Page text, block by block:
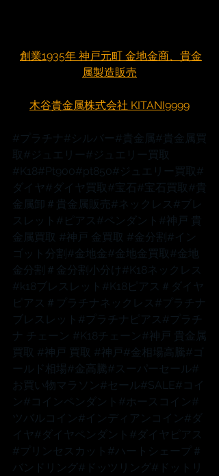
創業1935年 神戸元町 金地金商、貴金
属製造販売
木谷貴金属株式会社 KITANI9999
#プラチナ #シルバー #貴金属#貴金属買
取 #ジュエリー #ジュエリー買取
#K18#Pt900#pt850#ジュエリー買取 #
ダイヤ #ダイヤ買取 #宝石 #宝石買取 #貴
金属卸 ＃貴金属販売#ネックレス #ブレ
スレット #ピアス #ペンダント #神戸 貴
金属買取 #神戸 金買取 #金分割 #イン
ゴット分割 #金地金 #金地金買取 #金地
金分割
＃金分割小分け #K18ネックレス
#k18ブレスレット #K18ピアス ＃ダイヤ
ピアス ＃プラチナネックレス #プラチナ
ブレスレット #プラチナピアス #プラチ
ナ
チェーン #K18チェーン #神戸 貴金属
買取 #神戸 買取 #神戸 #金相場高騰 #ゴ
ールド相場 #金高騰 #スーパーセール#
お買い物マラソン #セール#SALE#コイ
ン #コインペンダント #ホースコイン #
ツバルコイン #インディアンコイン #ダ
イヤ #ダイヤペンダント #ダイヤピアス
#プリンセスカット #ハートシェープ ＃
バンドリング #ドッツリング #ドットリ